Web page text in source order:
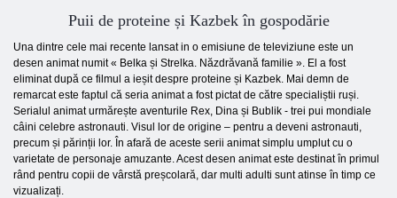
Puii de proteine ​​și Kazbek în gospodărie
Una dintre cele mai recente lansat in o emisiune de televiziune este un
desen animat numit « Belka și Strelka. Năzdrăvană familie ». El a fost
eliminat după ce filmul a ieșit despre proteine ​​și Kazbek. Mai demn de
remarcat este faptul că seria animat a fost pictat de către specialiștii ruși.
Serialul animat urmărește aventurile Rex, Dina și Bublik - trei pui mondiale
câini celebre astronauti. Visul lor de origine – pentru a deveni astronauti,
precum și părinții lor. În afară de aceste serii animat simplu umplut cu o
varietate de personaje amuzante. Acest desen animat este destinat în primul
rând pentru copii de vârstă preșcolară, dar multi adulti sunt atinse în timp ce
vizualizați.